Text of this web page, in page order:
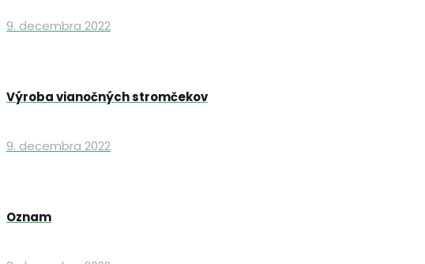
9. decembra 2022
Výroba vianočných stromčekov
9. decembra 2022
Oznam